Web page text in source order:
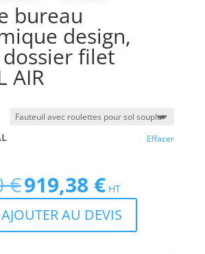
bureau
design,
filet
AIR
Effacer
€ Le
prix
initial
était :
919,38 €Le
prix
actuel
est :
HT
AJOUTER AU DEVIS